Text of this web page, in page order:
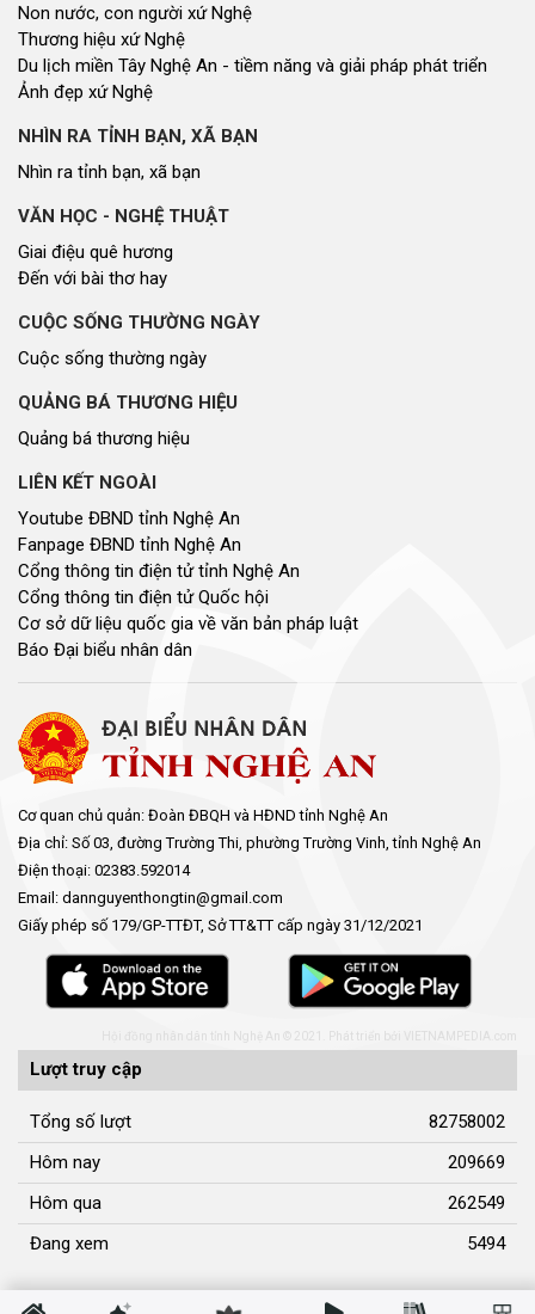
Non nước, con người xứ Nghệ
Thương hiệu xứ Nghệ
Du lịch miền Tây Nghệ An - tiềm năng và giải pháp phát triển
Ảnh đẹp xứ Nghệ
NHÌN RA TỈNH BẠN, XÃ BẠN
Nhìn ra tỉnh bạn, xã bạn
VĂN HỌC - NGHỆ THUẬT
Giai điệu quê hương
Đến với bài thơ hay
CUỘC SỐNG THƯỜNG NGÀY
Cuộc sống thường ngày
QUẢNG BÁ THƯƠNG HIỆU
Quảng bá thương hiệu
LIÊN KẾT NGOÀI
Youtube ĐBND tỉnh Nghệ An
Fanpage ĐBND tỉnh Nghệ An
Cổng thông tin điện tử tỉnh Nghệ An
Cổng thông tin điện tử Quốc hội
Cơ sở dữ liệu quốc gia về văn bản pháp luật
Báo Đại biểu nhân dân
Cơ quan chủ quản: Đoàn ĐBQH và HĐND tỉnh Nghệ An
Địa chỉ: Số 03, đường Trường Thi, phường Trường Vinh, tỉnh Nghệ An
Điện thoại: 02383.592014
Email: dannguyenthongtin@gmail.com
Giấy phép số 179/GP-TTĐT, Sở TT&TT cấp ngày 31/12/2021
Hội đồng nhân dân tỉnh Nghệ An © 2021. Phát triển bởi
Lượt truy cập
Tổng số lượt
82758002
Hôm nay
209669
Hôm qua
262549
Đang xem
5494